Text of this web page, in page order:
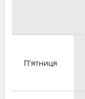
П'ятниця